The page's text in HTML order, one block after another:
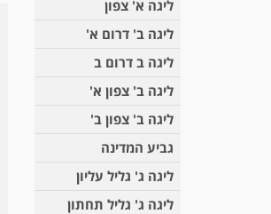
ליגה א' צפון
ליגה ב' דרום א'
ליגה ב דרום ב
ליגה ב' צפון א'
ליגה ב' צפון ב'
גביע המדינה
ליגה ג' גליל עליון
ליגה ג' גליל תחתון